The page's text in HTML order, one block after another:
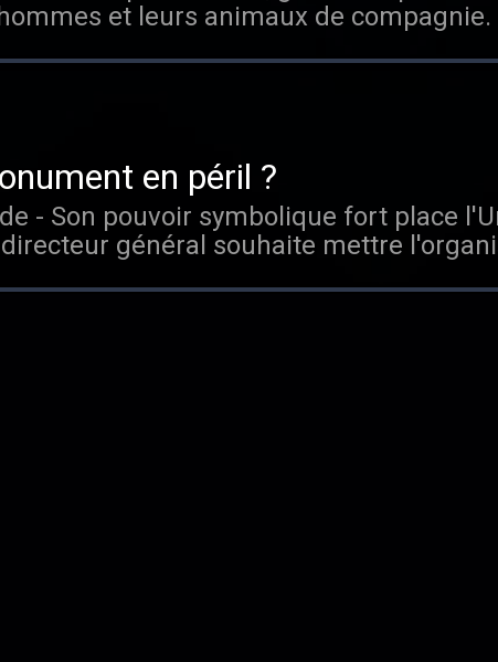
et leurs animaux de compagnie.
juridiques autour de leur statut. Vous
épisodes sans limite, rendez-vous sur
en péril ?
général souhaite mettre
alors que l'administration états-
palestinienne. Vous aimez ce podcast ?